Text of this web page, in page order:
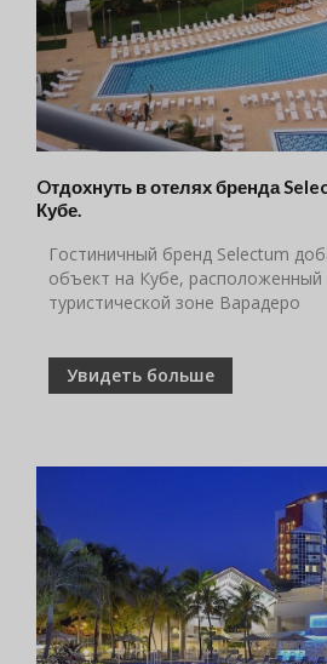
Oтдохнуть в отелях бренда
Кубе.
Гостиничный бренд Selectum
объект на Кубе, расположенный
туристической зоне Варадеро
Увидеть больше